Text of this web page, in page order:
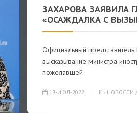
ЗАХАРОВА ЗАЯВИЛА
«ОСАЖДАЛКА С
Официальный
высказывание министра
пожелавшей
18-ИЮЛ-2022 НОВОСТИ /